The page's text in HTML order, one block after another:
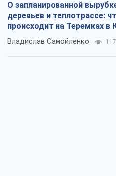
О запланированной
деревьев и теплотрассе:
происходит на Теремках в
Владислав Самойленко 117